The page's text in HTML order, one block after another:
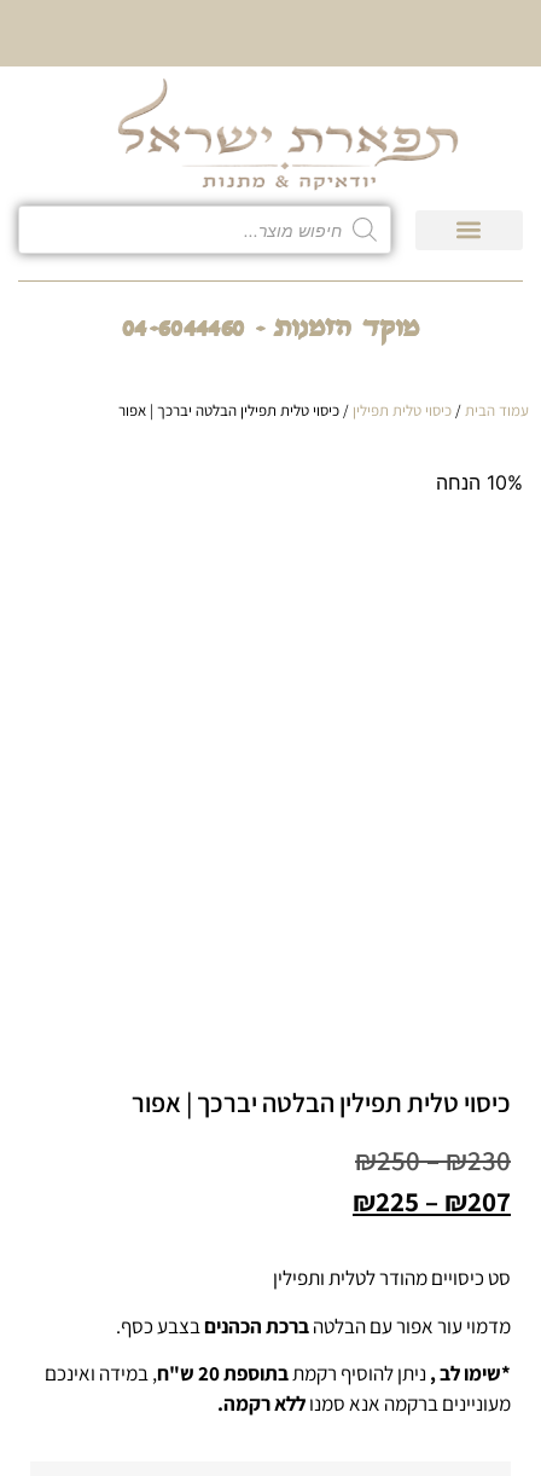
מוקד הזמנות - 04-6044460
עמוד הבית/ כיסוי טלית תפילין / כיסוי טלית תפילין הבלטה יברכך | אפור
כיסוי טלית תפילין הבלטה יברכך | אפור
₪230
–
₪250
₪207
–
₪225
סט כיסויים מהודר לטלית ותפילין
מדמוי עור אפור עם הבלטהברכת הכהניםבצבע כסף.
*שימו לב , ניתן להוסיף רקמתבתוספת 20 ש"ח
, במידה ואינכם
מעוניינים ברקמה אנא סמנוללא רקמה.
10% הנחה